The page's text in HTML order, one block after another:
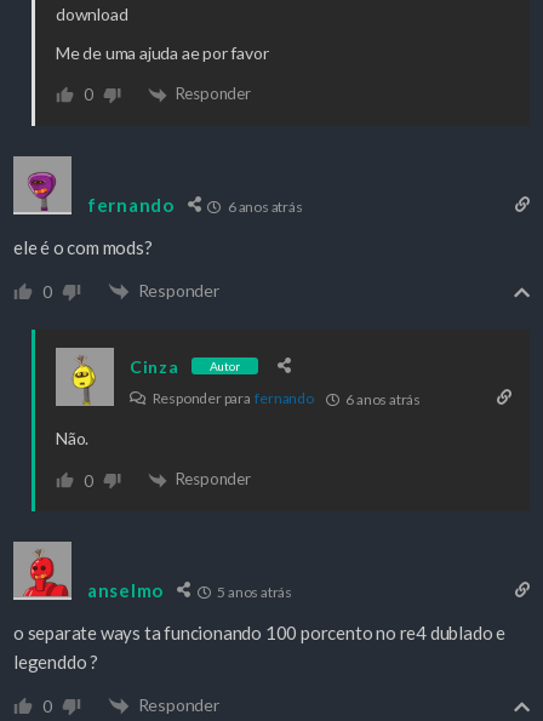
download
Me de uma ajuda ae por favor
0 Responder
fernando 6 anos atrás
ele é o com mods?
0 Responder
Cinza Autor
Responder parafernando 6 anos atrás
Não.
0 Responder
anselmo 5 anos atrás
o separate ways ta funcionando 100 porcento no re4 dublado e
legenddo ?
0 Responder